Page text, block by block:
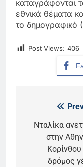
καταγράφονται
εθνικά θέματα
το δημογραφικό
Post Views: 406
Πλοήγηση
άρθρων
Νταλίκα
στην
Κορίνθου
δρόμος